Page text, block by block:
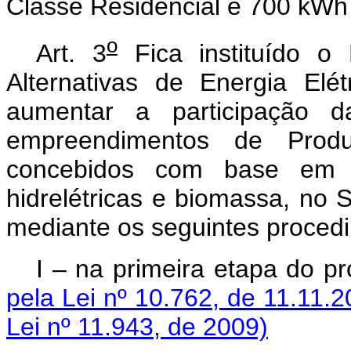
Classe Residencial e 700
Art. 3oFica instituído o
Alternativas de Energia
aumentar a participação
empreendimentos de
concebidos com base em
hidrelétricas e biomassa, no
mediante os seguintes
I – na primeira
pela Lei nº 10.762, de
Lei nº 11.943, de 2009)